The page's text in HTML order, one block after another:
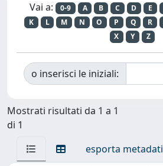
Vai a: 0-9 A B C D E
K
L M N O P Q R
X
Y Z
o inserisci le iniziali:
Mostrati risultati da 1 a 1
di 1
esporta metadati